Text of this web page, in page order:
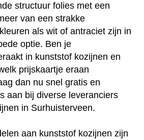
structuur folies met een
van een strakke
als wit of antraciet zijn in
optie. Ben je
in kunststof kozijnen en
prijskaartje eraan
dan nu snel gratis en
aan bij diverse leveranciers
in Surhuisterveen.
aan kunststof kozijnen zijn